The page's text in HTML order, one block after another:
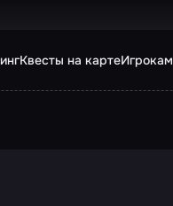
Квесты на картеИгрокам